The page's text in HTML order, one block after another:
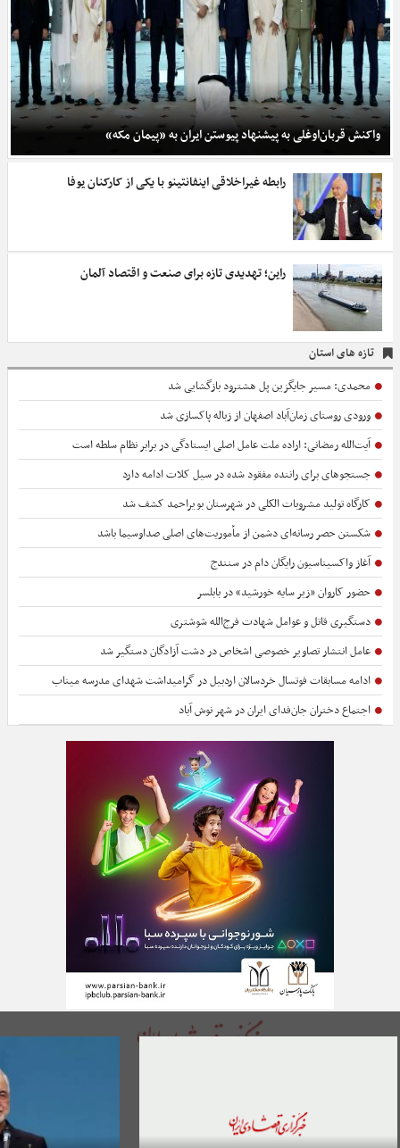
واکنش قربان‌اوغلی به پیشنهاد پیوستن ایران به «پیمان مکه»
رابطه غیراخلاقی اینفانتینو با یکی از کارکنان یوفا
راین؛ تهدیدی تازه برای صنعت و اقتصاد آلمان
تازه های استان
محمدی: مسیر جایگزین پل هشترود بازگشایی شد
ورودی روستای زمان‌آباد اصفهان از زباله پاکسازی شد
آیت‌الله رمضانی: اراده ملت عامل اصلی ایستادگی در برابر نظام سلطه است
جستجوهای برای راننده مفقود شده در سیل کلات ادامه دارد
کارگاه تولید مشروبات الکلی در شهرستان بویراحمد کشف شد
شکستن حصر رسانه‌ای دشمن از مأموریت‌های اصلی صداوسیما باشد
آغاز واکسیناسیون رایگان دام در سنندج
حضور کاروان «زیر سایه خورشید» در بابلسر
دستگیری قاتل و عوامل شهادت فرج‌الله شوشتری
عامل انتشار تصاویر خصوصی اشخاص در دشت آزادگان دستگیر شد
ادامه مسابقات فوتسال خردسالان اردبیل در گرامیداشت شهدای مدرسه میناب
اجتماع دختران جان‌فدای ایران در شهر نوش آباد